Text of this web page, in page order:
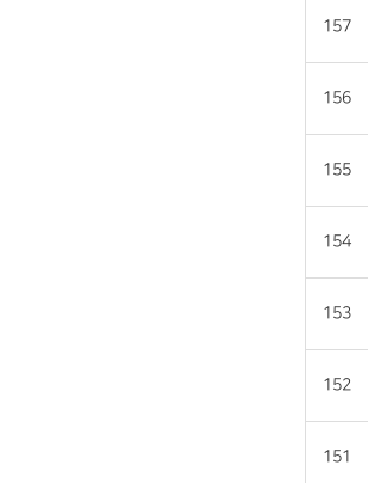
157
156
155
154
153
152
151